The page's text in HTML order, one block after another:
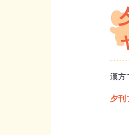
漢方
夕刊